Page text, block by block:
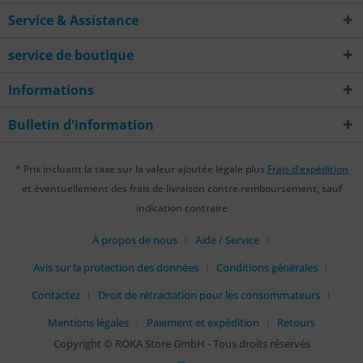
Service & Assistance
service de boutique
Informations
Bulletin d'information
* Prix incluant la taxe sur la valeur ajoutée légale plus Frais d'expédition
et éventuellement des frais de livraison contre remboursement, sauf
indication contraire
À propos de nous
Aide / Service
Avis sur la protection des données
Conditions générales
Contactez
Droit de rétractation pour les consommateurs
Mentions légales
Paiement et expédition
Retours
Copyright © ROKA Store GmbH - Tous droits réservés